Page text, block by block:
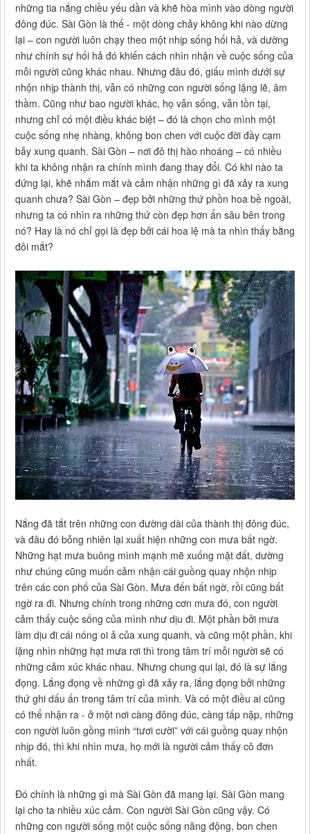
những tia nắng chiều yếu dần và khẽ hòa mình vào dòng người
đông đúc. Sài Gòn là thế - một dòng chảy không khi nào dừng
lại – con người luôn chạy theo một nhịp sống hối hả, và dường
như chính sự hối hả đó khiến cách nhìn nhận về cuộc sống của
mỗi người cũng khác nhau. Nhưng đâu đó, giấu mình dưới sự
nhộn nhịp thành thị, vẫn có những con người sống lặng lẽ, âm
thầm. Cũng như bao người khác, họ vẫn sống, vẫn tồn tại,
nhưng chỉ có một điều khác biệt – đó là chọn cho mình một
cuộc sống nhẹ nhàng, không bon chen với cuộc đời đầy cạm
bẫy xung quanh. Sài Gòn – nơi đô thị hào nhoáng – có nhiều
khi ta không nhận ra chính mình đang thay đổi. Có khi nào ta
đứng lại, khẽ nhắm mắt và cảm nhận những gì đã xảy ra xung
quanh chưa? Sài Gòn – đẹp bởi những thứ phồn hoa bề ngoài,
nhưng ta có nhìn ra những thứ còn đẹp hơn ẩn sâu bên trong
nó? Hay là nó chỉ gọi là đẹp bởi cái hoa lệ mà ta nhìn thấy bằng
đôi mắt?
Nắng đã tắt trên những con đường dài của thành thị đông đúc,
và đâu đó bỗng nhiên lại xuất hiện những con mưa bất ngờ.
Những hạt mưa buông mình mạnh mẽ xuống mặt đất, dường
như chúng cũng muốn cảm nhận cái guồng quay nhộn nhịp
trên các con phố của Sài Gòn. Mưa đến bất ngờ, rồi cũng bất
ngờ ra đi. Nhưng chính trong những cơn mưa đó, con người
cảm thấy cuộc sống của mình như dịu đi. Một phần bởi mưa
làm dịu đi cái nóng oi ả của xung quanh, và cũng một phần, khi
lặng nhìn những hạt mưa rơi thì trong tâm trí mỗi người sẽ có
những cảm xúc khác nhau. Nhưng chung qui lại, đó là sự lắng
đọng. Lắng đọng về những gì đã xảy ra, lắng đọng bởi những
thứ ghi dấu ấn trong tâm trí của mình. Và có một điều ai cũng
có thể nhận ra - ở một nơi càng đông đúc, càng tấp nập, những
con người luôn gồng mình “tươi cười” với cái guồng quay nhộn
nhịp đó, thì khi nhìn mưa, họ mới là người cảm thấy cô đơn
nhất.
Đó chính là những gì mà Sài Gòn đã mang lại. Sài Gòn mang
lại cho ta nhiều xúc cảm. Con người Sài Gòn cũng vậy. Có
những con người sống một cuộc sống năng động, bon chen